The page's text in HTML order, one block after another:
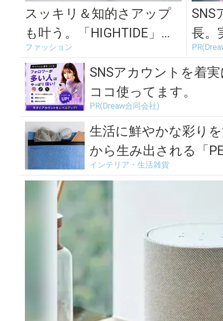
スッキリ＆知的さアップ
も叶う。「HIGHTIDE」で
揃う、バッグの中の整理
アイテ...
ファッション
SNS
長。
てま
SNSアカウントを着
ココ使ってます。
PR(Dreaw合同会社)
生活に鮮やかな彩り
から生み出される「
ポ...
インテリア・生活雑貨